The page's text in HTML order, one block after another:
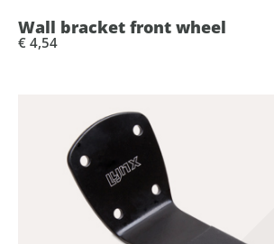
Wall bracket front wheel
€ 4,54